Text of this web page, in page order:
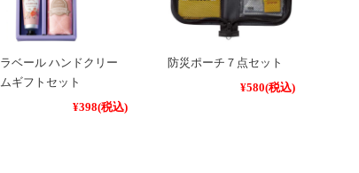
ラベール ハンドクリー
ムギフトセット
¥398(税込)
防災ポーチ７点セット
¥580(税込)